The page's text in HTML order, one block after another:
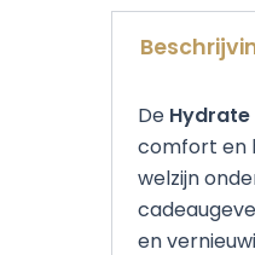
De Hydrate
comfort en
welzijn
en